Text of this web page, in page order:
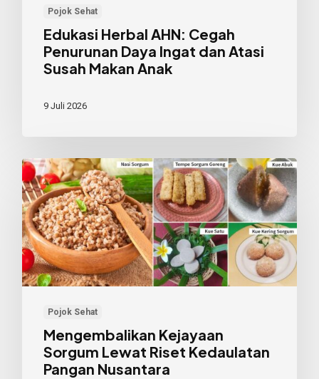
Pojok Sehat
Susah
Makan
Anak
Edukasi Herbal AHN: Cegah
Penurunan Daya Ingat dan Atasi
Susah Makan Anak
9 Juli 2026
Pojok Sehat
Mengembalikan
Kejayaan
Sorgum
Lewat
Riset
Kedaulatan
Nusantara
Mengembalikan Kejayaan
Sorgum Lewat Riset Kedaulatan
Pangan Nusantara